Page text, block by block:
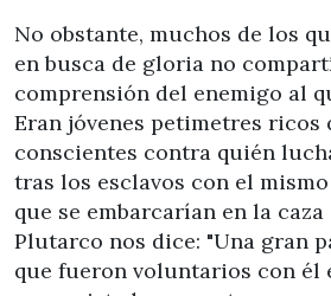
No obstante, muchos de los
en busca de gloria no
comprensión del enemigo al
Eran jóvenes petimetres ricos
conscientes contra quién
tras los esclavos con el
que se embarcarían en la
Plutarco nos dice: "Una gran
que fueron voluntarios con él